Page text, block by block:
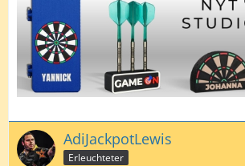
AdiJackpotLewis
Erleuchteter